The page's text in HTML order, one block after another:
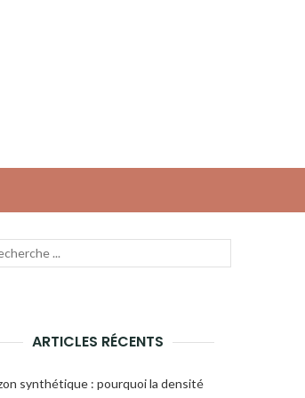
ARTICLES RÉCENTS
synthétique : pourquoi la densité